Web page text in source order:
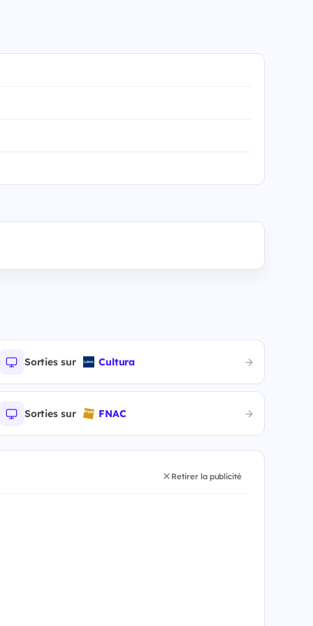
Sorties sur Cultura
Sorties sur FNAC
Retirer la publicité